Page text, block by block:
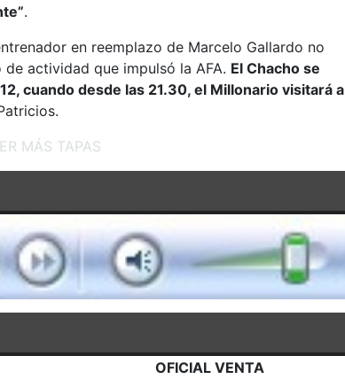
.
en reemplazo de Marcelo Gallardo no
actividad que impulsó la AFA. El Chacho se
cuando desde las 21.30, el Millonario visitará a
MÁS TAPAS
OFICIAL VENTA